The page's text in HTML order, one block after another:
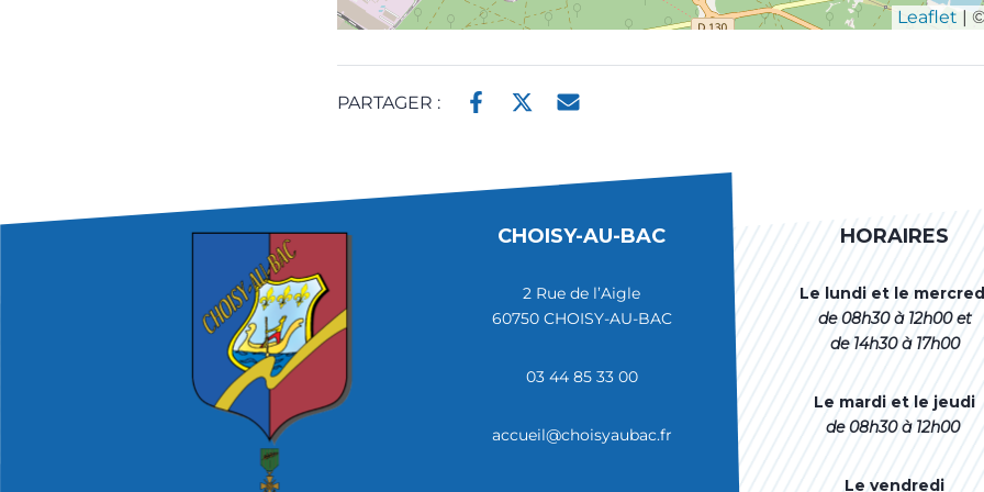
Leaflet |
PARTAGER :
CHOISY-AU-BAC
2 Rue de l’Aigle
60750 CHOISY-AU-BAC
03 44 85 33 00
accueil@choisyaubac.fr
HORAIRES
Le lundi et le
de 08h30 à 12h00et
de 14h30 à 17h00
Le mardi et le jeudi
de 08h30 à 12h00
Le vendredi